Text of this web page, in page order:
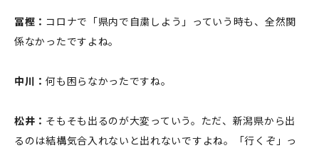
冨樫： コロナで「県内で自粛しよう」っていう時も、全然関
係なかったですよね。
中川：何も困らなかったですね。
松井： そもそも出るのが大変っていう。ただ、新潟県から出
るのは結構気合入れないと出れないですよね。「行くぞ」っ